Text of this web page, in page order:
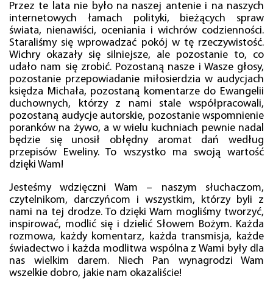
Przez te lata nie było na naszej antenie i na naszych
internetowych łamach polityki, bieżących spraw
świata, nienawiści, oceniania i wichrów codzienności.
Staraliśmy się wprowadzać pokój w tę rzeczywistość.
Wichry okazały się silniejsze, ale pozostanie to, co
udało nam się zrobić. Pozostaną nasze i Wasze głosy,
pozostanie przepowiadanie miłosierdzia w audycjach
księdza Michała, pozostaną komentarze do Ewangelii
duchownych, którzy z nami stale współpracowali,
pozostaną audycje autorskie, pozostanie wspomnienie
poranków na żywo, a w wielu kuchniach pewnie nadal
będzie się unosił obłędny aromat dań według
przepisów Eweliny. To wszystko ma swoją wartość
dzięki Wam!
Jesteśmy wdzięczni Wam – naszym słuchaczom,
czytelnikom, darczyńcom i wszystkim, którzy byli z
nami na tej drodze. To dzięki Wam mogliśmy tworzyć,
inspirować, modlić się i dzielić Słowem Bożym. Każda
rozmowa, każdy komentarz, każda transmisja, każde
świadectwo i każda modlitwa wspólna z Wami były dla
nas wielkim darem. Niech Pan wynagrodzi Wam
wszelkie dobro, jakie nam okazaliście!